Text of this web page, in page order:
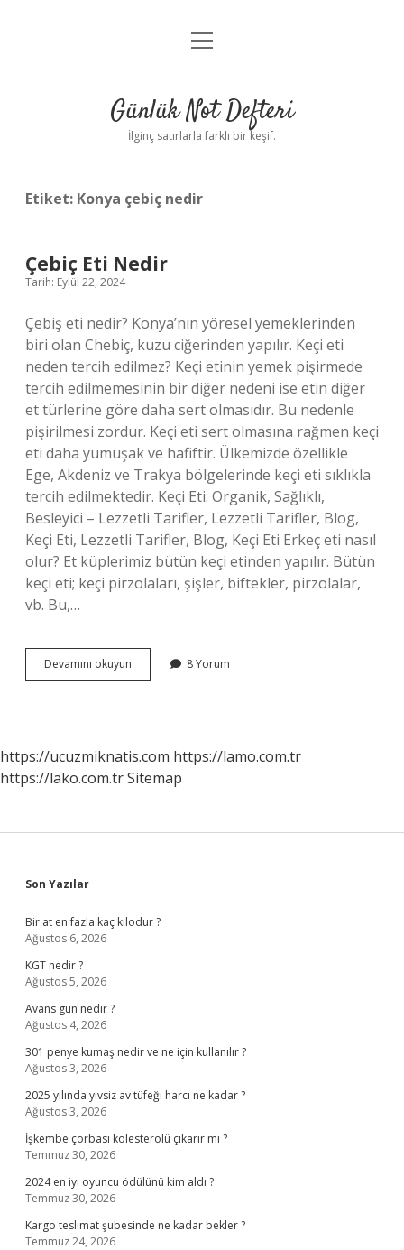
Anasayfa
Yasal Uyarı
menüyü
Günlük Not Defteri
İlginç satırlarla farklı bir keşif.
Etiket: Konya çebiç nedir
Çebiç Eti Nedir
Tarih: Eylül 22, 2024
Çebiş eti nedir? Konya’nın yöresel yemeklerinden
biri olan Chebiç, kuzu ciğerinden yapılır. Keçi eti
neden tercih edilmez? Keçi etinin yemek pişirmede
tercih edilmemesinin bir diğer nedeni ise etin diğer
et türlerine göre daha sert olmasıdır. Bu nedenle
pişirilmesi zordur. Keçi eti sert olmasına rağmen keçi
eti daha yumuşak ve hafiftir. Ülkemizde özellikle
Ege, Akdeniz ve Trakya bölgelerinde keçi eti sıklıkla
tercih edilmektedir. Keçi Eti: Organik, Sağlıklı,
Besleyici – Lezzetli Tarifler, Lezzetli Tarifler, Blog,
Keçi Eti, Lezzetli Tarifler, Blog, Keçi Eti Erkeç eti nasıl
olur? Et küplerimiz bütün keçi etinden yapılır. Bütün
keçi eti; keçi pirzolaları, şişler, biftekler, pirzolalar,
vb. Bu,…
Devamını okuyun
Eti
8 Yorum
https://ucuzmiknatis.com https://lamo.com.tr
https://lako.com.trSitemap
Sidebar
Son Yazılar
Bir at en fazla kaç kilodur ?
Ağustos 6, 2026
KGT nedir ?
Ağustos 5, 2026
Avans gün nedir ?
Ağustos 4, 2026
301 penye kumaş nedir ve ne için kullanılır ?
Ağustos 3, 2026
2025 yılında yivsiz av tüfeği harcı ne kadar ?
Ağustos 3, 2026
İşkembe çorbası kolesterolü çıkarır mı ?
Temmuz 30, 2026
2024 en iyi oyuncu ödülünü kim aldı ?
Temmuz 30, 2026
Kargo teslimat şubesinde ne kadar bekler ?
Temmuz 24, 2026